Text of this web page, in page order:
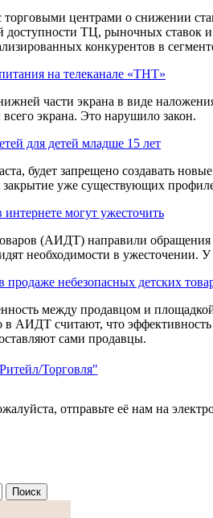
центрами о снижении
ТЦ, рыночных ставок
конкурентов в
на телеканале «ТНТ»
части экрана в виде
экрана. Это нарушило закон.
для детей младше 15 лет
будет запрещено создавать
уже существующих
могут ужесточить
(АИДТ) направили обращения
необходимости в ужесточении.
небезопасных детских
между продавцом и
АИДТ считают, что эффективность
сами продавцы.
Торговля"
отправьте её нам на